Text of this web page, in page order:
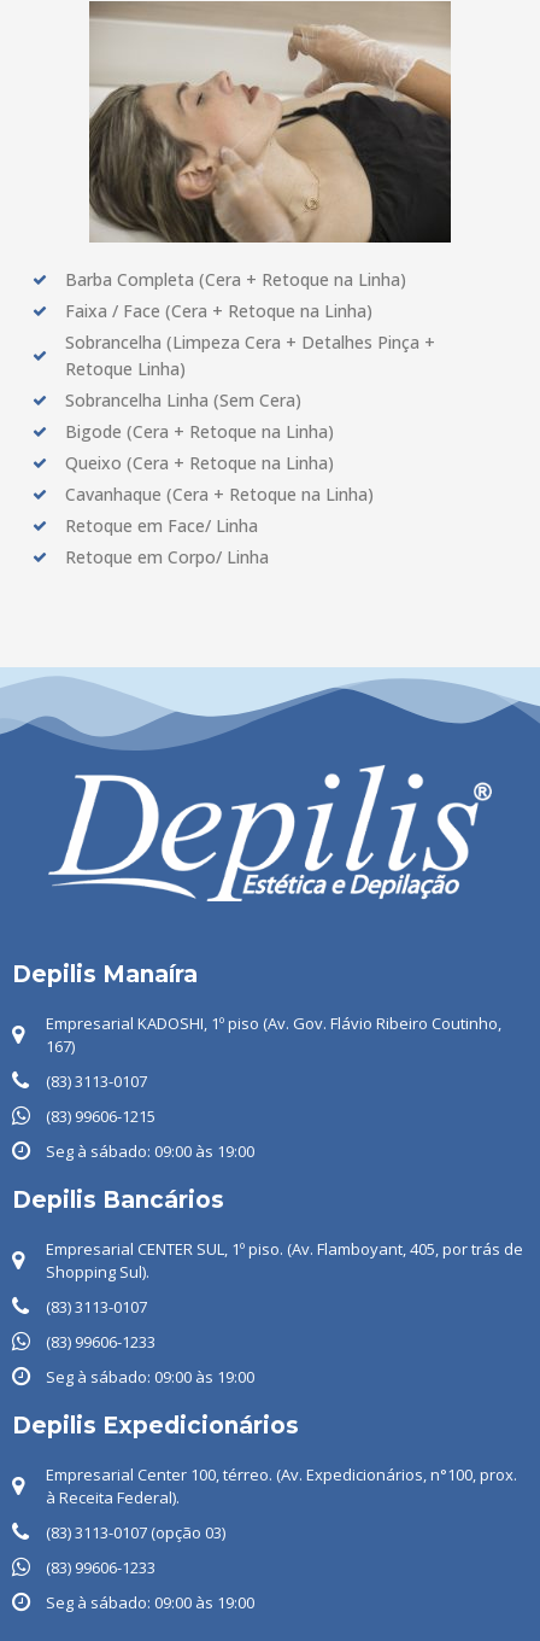
Barba Completa (Cera + Retoque na Linha)
Faixa / Face (Cera + Retoque na Linha)
Sobrancelha (Limpeza Cera + Detalhes Pinça +
Retoque Linha)
Sobrancelha Linha (Sem Cera)
Bigode (Cera + Retoque na Linha)
Queixo (Cera + Retoque na Linha)
Cavanhaque (Cera + Retoque na Linha)
Retoque em Face/ Linha
Retoque em Corpo/ Linha
Depilis Manaíra
Empresarial KADOSHI, 1º piso (Av. Gov. Flávio Ribeiro Coutinho,
167)
(83) 3113-0107
(83) 99606-1215
Seg à sábado: 09:00 às 19:00
Depilis Bancários
Empresarial CENTER SUL, 1º piso. (Av. Flamboyant, 405, por trás de
Shopping Sul).
(83) 3113-0107
(83) ‭99606-1233
Seg à sábado: 09:00 às 19:00
Depilis Expedicionários
Empresarial Center 100, térreo. (Av. Expedicionários, n°100, prox.
à Receita Federal).
(83) 3113-0107 (opção 03)
(83) 99606-1233
Seg à sábado: 09:00 às 19:00